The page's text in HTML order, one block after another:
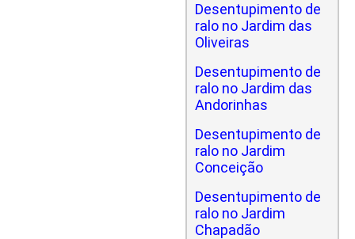
Desentupimento de
ralo no Jardim das
Oliveiras
Desentupimento de
ralo no Jardim das
Andorinhas
Desentupimento de
ralo no Jardim
Conceição
Desentupimento de
ralo no Jardim
Chapadão